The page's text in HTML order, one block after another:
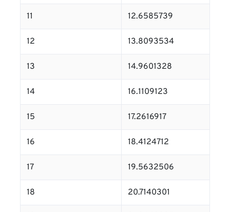
11 12.6585739
12 13.8093534
13 14.9601328
14 16.1109123
15 17.2616917
16 18.4124712
17 19.5632506
18 20.7140301